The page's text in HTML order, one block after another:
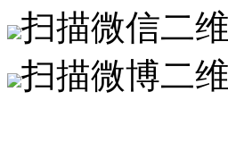
扫描微信二
扫描微博二